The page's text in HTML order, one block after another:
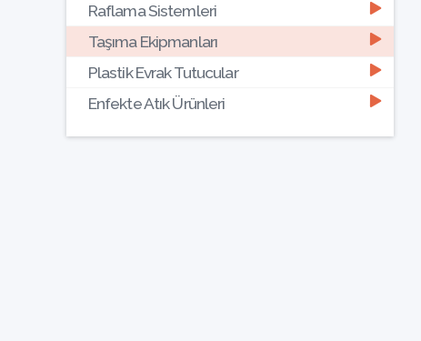
Raflama Sistemleri
Taşıma Ekipmanları
Plastik Evrak Tutucular
Enfekte Atık Ürünleri